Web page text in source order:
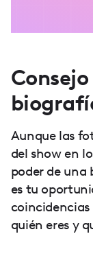
Aunque las
del show en
poder de una
es tu
quién eres y